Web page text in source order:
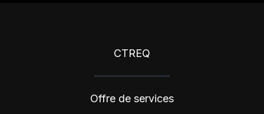
CTREQ
Offre de services